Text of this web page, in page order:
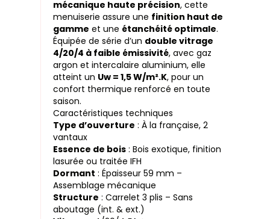
mécanique haute précision, cette
menuiserie assure une finition haut de
gamme et une étanchéité optimale.
Équipée de série d’un double vitrage
4/20/4 à faible émissivité, avec gaz
argon et intercalaire aluminium, elle
atteint un Uw = 1,5 W/m².K, pour un
confort thermique renforcé en toute
saison.
Caractéristiques techniques
Type d’ouverture : À la française, 2
vantaux
Essence de bois : Bois exotique, finition
lasurée ou traitée IFH
Dormant : Épaisseur 59 mm –
Assemblage mécanique
Structure : Carrelet 3 plis – Sans
aboutage (int. & ext.)